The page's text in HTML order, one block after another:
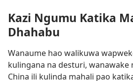
Kazi Ngumu Katika
Dhahabu
Wanaume hao walikuwa
kulingana na desturi, wanawake
China ili kulinda mahali pao